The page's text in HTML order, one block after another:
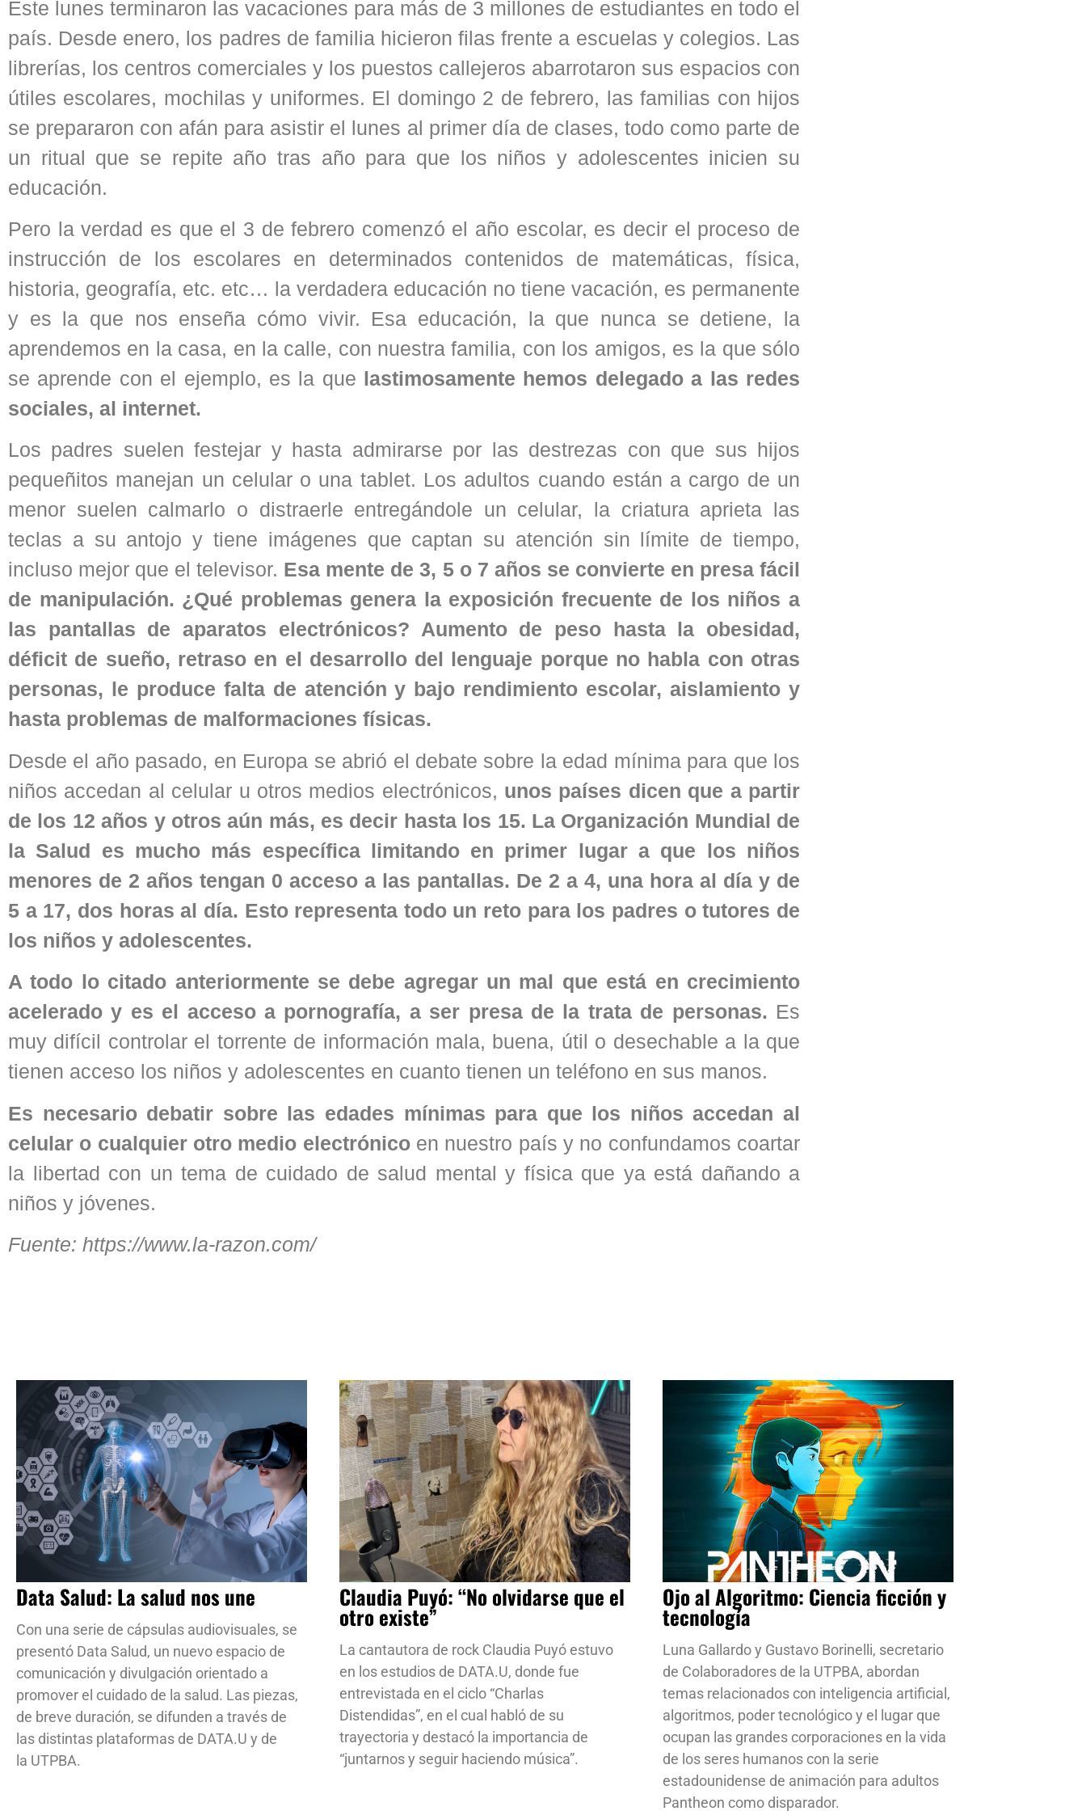
Este lunes terminaron las vacaciones para más de 3 millones de estudiantes en todo el
país. Desde enero, los padres de familia hicieron filas frente a escuelas y colegios. Las
librerías, los centros comerciales y los puestos callejeros abarrotaron sus espacios con
útiles escolares, mochilas y uniformes. El domingo 2 de febrero, las familias con hijos
se prepararon con afán para asistir el lunes al primer día de clases, todo como parte de
un ritual que se repite año tras año para que los niños y adolescentes inicien su
educación.
Pero la verdad es que el 3 de febrero comenzó el año escolar, es decir el proceso de
instrucción de los escolares en determinados contenidos de matemáticas, física,
historia, geografía, etc. etc… la verdadera educación no tiene vacación, es permanente
y es la que nos enseña cómo vivir. Esa educación, la que nunca se detiene, la
aprendemos en la casa, en la calle, con nuestra familia, con los amigos, es la que sólo
se aprende con el ejemplo, es la que lastimosamente hemos delegado a las redes
sociales, al internet.
Los padres suelen festejar y hasta admirarse por las destrezas con que sus hijos
pequeñitos manejan un celular o una tablet. Los adultos cuando están a cargo de un
menor suelen calmarlo o distraerle entregándole un celular, la criatura aprieta las
teclas a su antojo y tiene imágenes que captan su atención sin límite de tiempo,
incluso mejor que el televisor. Esa mente de 3, 5 o 7 años se convierte en presa fácil
de manipulación. ¿Qué problemas genera la exposición frecuente de los niños a
las pantallas de aparatos electrónicos? Aumento de peso hasta la obesidad,
déficit de sueño, retraso en el desarrollo del lenguaje porque no habla con otras
personas, le produce falta de atención y bajo rendimiento escolar, aislamiento y
hasta problemas de malformaciones físicas.
Desde el año pasado, en Europa se abrió el debate sobre la edad mínima para que los
niños accedan al celular u otros medios electrónicos, unos países dicen que a partir
de los 12 años y otros aún más, es decir hasta los 15. La Organización Mundial de
la Salud es mucho más específica limitando en primer lugar a que los niños
menores de 2 años tengan 0 acceso a las pantallas. De 2 a 4, una hora al día y de
5 a 17, dos horas al día. Esto representa todo un reto para los padres o tutores de
los niños y adolescentes.
A todo lo citado anteriormente se debe agregar un mal que está en crecimiento
acelerado y es el acceso a pornografía, a ser presa de la trata de personas. Es
muy difícil controlar el torrente de información mala, buena, útil o desechable a la que
tienen acceso los niños y adolescentes en cuanto tienen un teléfono en sus manos.
Es necesario debatir sobre las edades mínimas para que los niños accedan al
celular o cualquier otro medio electrónico en nuestro país y no confundamos coartar
la libertad con un tema de cuidado de salud mental y física que ya está dañando a
niños y jóvenes.
Fuente: https://www.la-razon.com/
Data Salud: La salud nos une
Con una serie de cápsulas audiovisuales, se
presentó Data Salud, un nuevo espacio de
comunicación y divulgación orientado a
promover el cuidado de la salud. Las piezas,
de breve duración, se difunden a través de
las distintas plataformas de DATA.U y de
la UTPBA.
Claudia Puyó: “No olvidarse que el
otro existe”
La cantautora de rock Claudia Puyó estuvo
en los estudios de DATA.U, donde fue
entrevistada en el ciclo “Charlas
Distendidas”, en el cual habló de su
trayectoria y destacó la importancia de
“juntarnos y seguir haciendo música”.
Ojo al Algoritmo: Ciencia ficción y
tecnología
Luna Gallardo y Gustavo Borinelli, secretario
de Colaboradores de la UTPBA, abordan
temas relacionados con inteligencia artificial,
algoritmos, poder tecnológico y el lugar que
ocupan las grandes corporaciones en la vida
de los seres humanos con la serie
estadounidense de animación para adultos
Pantheon como disparador.